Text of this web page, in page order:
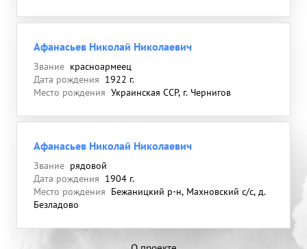
Афанасьев Николай Николаевич
Звание красноармеец
Дата рождения 1922 г.
Место рождения Украинская ССР, г. Чернигов
Афанасьев Николай Николаевич
Звание рядовой
Дата рождения 1904 г.
Место рождения Бежаницкий р-н, Махновский с/с, д.
Безладово